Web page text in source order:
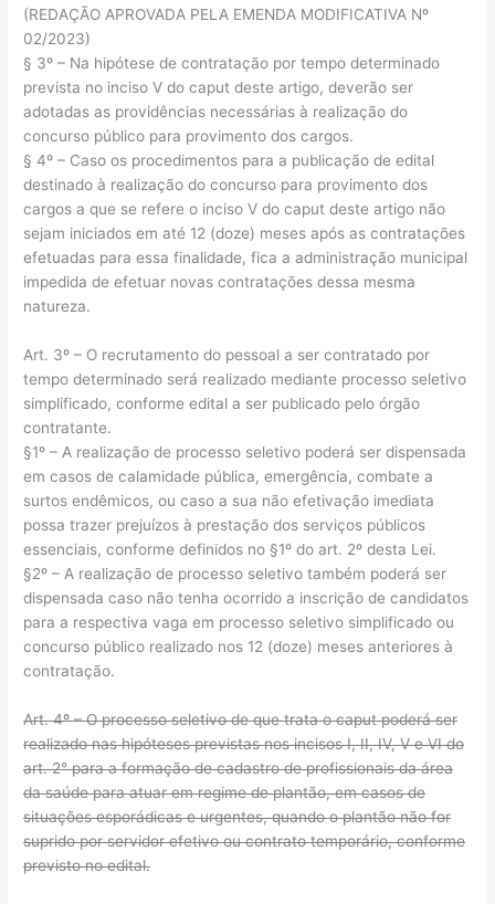
(REDAÇÃO APROVADA PELA EMENDA MODIFICATIVA Nº
02/2023)
§ 3º – Na hipótese de contratação por tempo determinado
prevista no inciso V do caput deste artigo, deverão ser
adotadas as providências necessárias à realização do
concurso público para provimento dos cargos.
§ 4º – Caso os procedimentos para a publicação de edital
destinado à realização do concurso para provimento dos
cargos a que se refere o inciso V do caput deste artigo não
sejam iniciados em até 12 (doze) meses após as contratações
efetuadas para essa finalidade, fica a administração municipal
impedida de efetuar novas contratações dessa mesma
natureza.
Art. 3º – O recrutamento do pessoal a ser contratado por
tempo determinado será realizado mediante processo seletivo
simplificado, conforme edital a ser publicado pelo órgão
contratante.
§1º – A realização de processo seletivo poderá ser dispensada
em casos de calamidade pública, emergência, combate a
surtos endêmicos, ou caso a sua não efetivação imediata
possa trazer prejuízos à prestação dos serviços públicos
essenciais, conforme definidos no §1º do art. 2º desta Lei.
§2º – A realização de processo seletivo também poderá ser
dispensada caso não tenha ocorrido a inscrição de candidatos
para a respectiva vaga em processo seletivo simplificado ou
concurso público realizado nos 12 (doze) meses anteriores à
contratação.
Art. 4º – O processo seletivo de que trata o caput poderá ser
realizado nas hipóteses previstas nos incisos I, II, IV, V e VI do
art. 2° para a formação de cadastro de profissionais da área
da saúde para atuar em regime de plantão, em casos de
situações esporádicas e urgentes, quando o plantão não for
suprido por servidor efetivo ou contrato temporário, conforme
previsto no edital.